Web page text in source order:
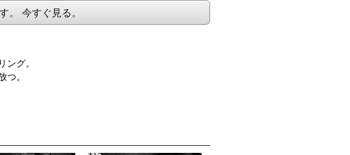
。 今すぐ見る。
グ。
。